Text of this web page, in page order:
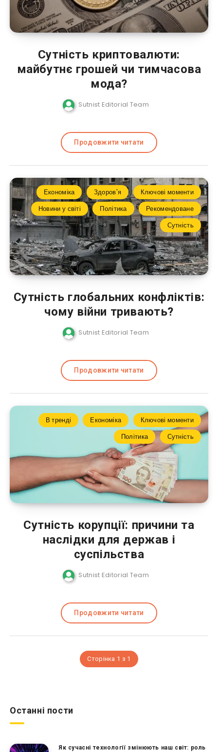
Сутність криптовалюти:
майбутнє грошей чи тимчасова
мода?
Sutnist Editorial Team
Продовжити читати
Економіка Здоров'я
Ключові моменти
Новини у світі
Політика
Рекомендоване
Сутність
Сутність глобальних конфліктів:
чому війни тривають?
Sutnist Editorial Team
Продовжити читати
В тренді Економіка
Ключові моменти
Політика
Сутність
Сутність корупції: причини та
наслідки для держав і
суспільства
Sutnist Editorial Team
Продовжити читати
Сторінка 1 з 1
Останні пости
Як сучасні технології змінюють наш світ: роль